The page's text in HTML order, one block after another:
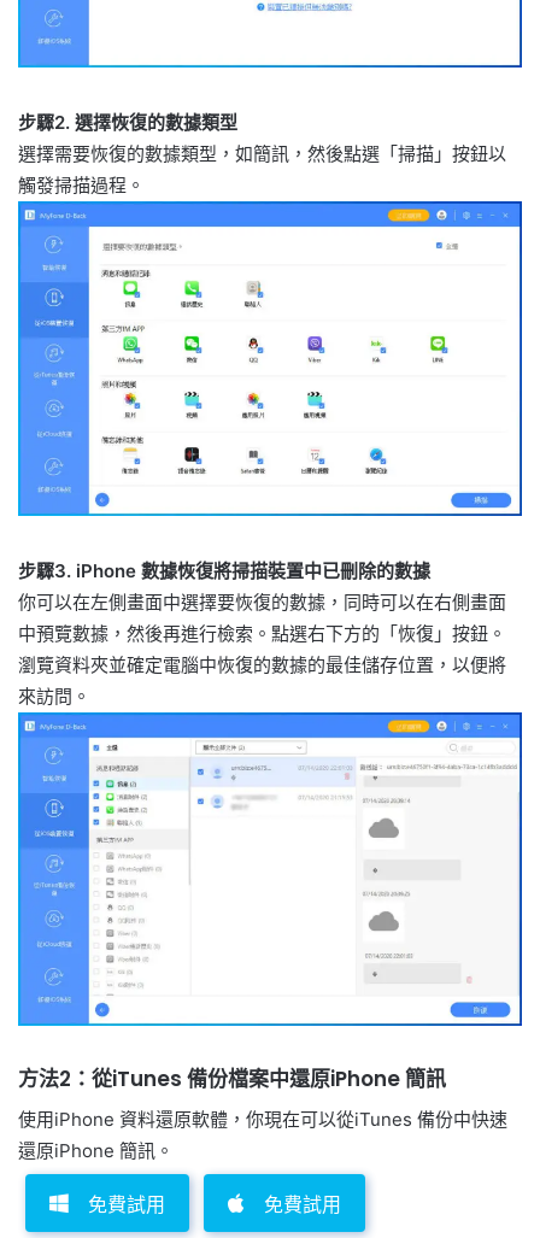
步驟2. 選擇恢復的數據類型
選擇需要恢復的數據類型，如簡訊，然後點選「掃描」按鈕以
觸發掃描過程。
步驟3. iPhone 數據恢復將掃描裝置中已刪除的數據
你可以在左側畫面中選擇要恢復的數據，同時可以在右側畫面
中預覽數據，然後再進行檢索。點選右下方的「恢復」按鈕。
瀏覽資料夾並確定電腦中恢復的數據的最佳儲存位置，以便將
來訪問。
方法2：從iTunes 備份檔案中還原iPhone 簡訊
使用iPhone 資料還原軟體，你現在可以從iTunes 備份中快速
還原iPhone 簡訊。
免費試用 免費試用